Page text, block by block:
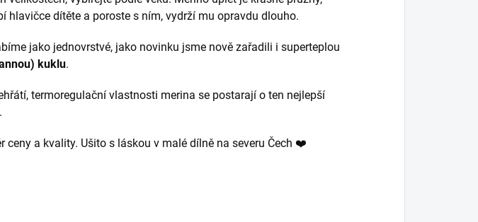
hlavičce dítěte a poroste s ním, vydrží mu opravdu dlouho.
jako jednovrstvé, jako novinku jsme nově zařadili i superteplou
kuklu.
termoregulační vlastnosti merina se postarají o ten nejlepší
ceny a kvality. Ušito s láskou v malé dílně na severu Čech ❤️